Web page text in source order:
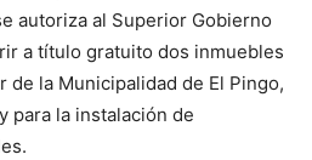
autoriza al Superior Gobierno
a título gratuito dos inmuebles
de la Municipalidad de El Pingo,
para la instalación de